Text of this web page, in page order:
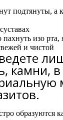
подтянуты, а
пахнуть изо
и чистой
камни,
образуются